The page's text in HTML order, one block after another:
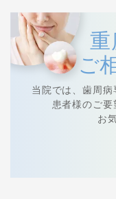
重
ご
当院では、⻭周病
患者様のご要
お